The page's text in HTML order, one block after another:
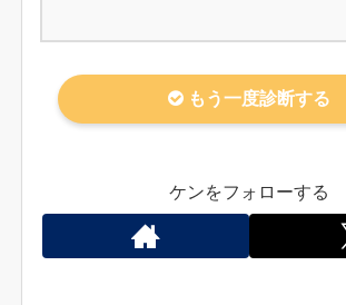
もう一度診断する
ケンをフォローする